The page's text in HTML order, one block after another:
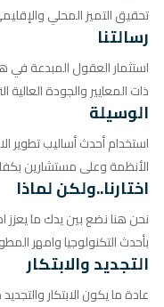
تحقيق التميز المحلي
رسالتنا
استثمار العقول المبدعة في
ذات المعايير والجودة العالية
الوسيلة
استخدام أحدث أساليب تطوير
الأنظمة وعلى مستشارين
اختارنا..ولكن لماذا
نحن هنا نضع بين يدك ما يعزز
بأحدث التكنولوجيا وامهر
التجديد والابتكار
عادة ما يكون الابتكار